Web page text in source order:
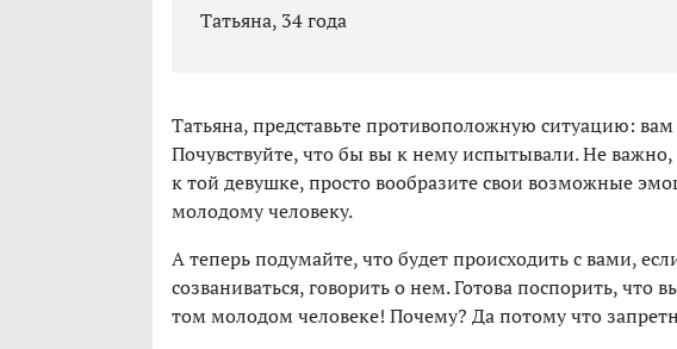
Татьяна, 34 года
Татьяна, представьте противоположную ситуацию:
Почувствуйте, что бы вы к нему испытывали. Не
к той девушке, просто вообразите свои возможные
молодому человеку.
А теперь подумайте, что будет происходить с вами,
созваниваться, говорить о нем. Готова поспорить, что
том молодом человеке! Почему? Да потому что